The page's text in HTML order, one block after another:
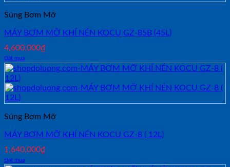
Súng Bơm Mỡ
MÁY BƠM MỠ KHÍ NÉN KOCU GZ-85B (45L)
4,600,000₫
Đặt mua
Súng Bơm Mỡ
MÁY BƠM MỠ KHÍ NÉN KOCU GZ-8 ( 12L)
1,640,000₫
Đặt mua